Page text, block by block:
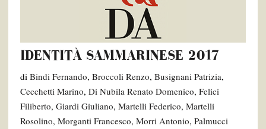
IDENTITÀ SAMMARINESE 2017
di Bindi Fernando, Broccoli Renzo, Busignani Patrizia,
Cecchetti Marino, Di Nubila Renato Domenico, Felici
Filiberto, Giardi Giuliano, Martelli Federico, Martelli
Rosolino, Morganti Francesco, Morri Antonio, Palmucci